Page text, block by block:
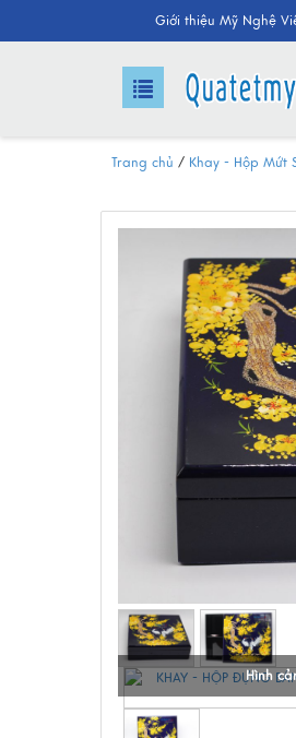
Giới thiệu Mỹ Nghệ
Trang chủ / Khay - Hộp Mứt
Hình